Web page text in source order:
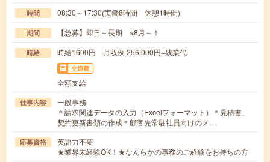
時間 08:30～17:30(実働8時間 休憩1時間)
期間 【急募】即日～長期 ※8月～！
時給 時給1600円 月収例 256,000円+残業代
交通費
全額支給
仕事内容
一般事務
＊請求関連データの入力（Excelフォーマット）＊見積書、
契約更新書類の作成＊顧客先常駐社員向けのメ…
応募資格
英語力不要
★業界未経験OK！★なんらかの事務のご経験をお持ちの方